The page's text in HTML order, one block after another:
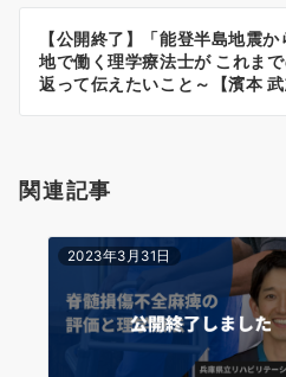
ン
【公開終了】「能登半島地震か
地で働く理学療法士が これま
返って伝えたいこと～【濱本 武
関連記事
2023年3月31日